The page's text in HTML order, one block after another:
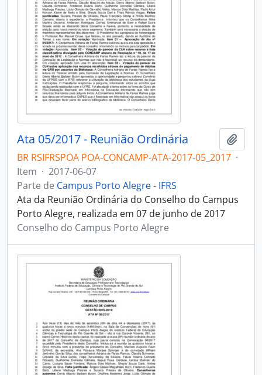
Ata 05/2017 - Reunião Ordinária
BR RSIFRSPOA POA-CONCAMP-ATA-2017-05_2017 ·
Item · 2017-06-07
Parte de Campus Porto Alegre - IFRS
Ata da Reunião Ordinária do Conselho do Campus
Porto Alegre, realizada em 07 de junho de 2017
Conselho do Campus Porto Alegre